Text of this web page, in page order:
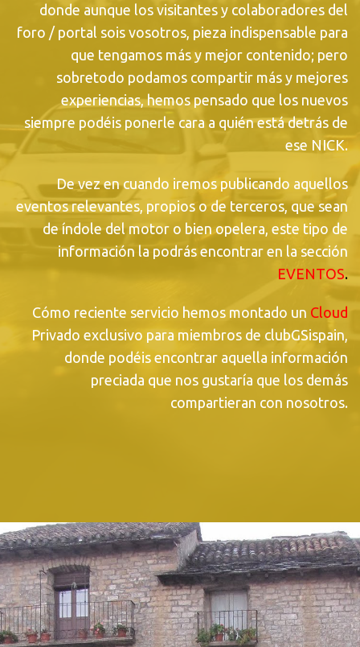
donde aunque los visitantes y colaboradores del
foro / portal sois vosotros, pieza indispensable para
que tengamos más y mejor contenido; pero
sobretodo podamos compartir más y mejores
experiencias, hemos pensado que los nuevos
siempre podéis ponerle cara a quién está detrás de
ese NICK.
De vez en cuando iremos publicando aquellos
eventos relevantes, propios o de terceros, que sean
de índole del motor o bien opelera, este tipo de
información la podrás encontrar en la sección
EVENTOS.
Cómo reciente servicio hemos montado un Cloud
Privado exclusivo para miembros de clubGSispain,
donde podéis encontrar aquella información
preciada que nos gustaría que los demás
compartieran con nosotros.